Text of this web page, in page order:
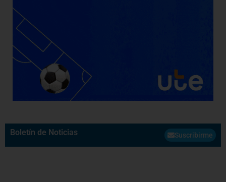
Boletín de Noticias Suscribirme